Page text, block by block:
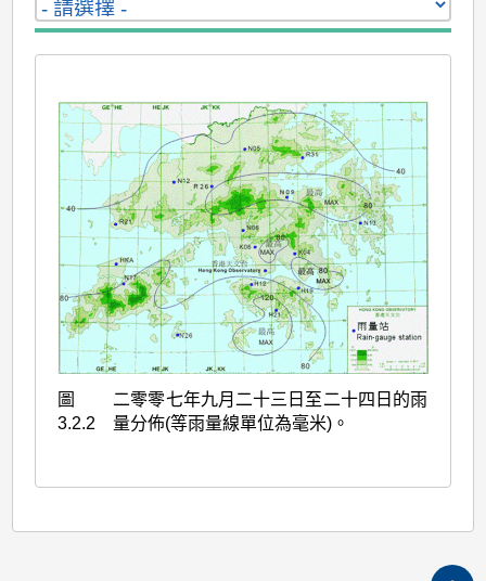
圖
3.2.2
二零零七年九月二十三日至二十四日的雨
量分佈(等雨量線單位為毫米)。